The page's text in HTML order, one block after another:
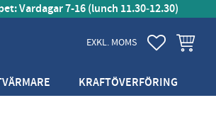
Vardagar 7-16 (lunch 11.30‑12.30)
EXKL. MOMS FAVORITER
KRAFTÖVERFÖRING